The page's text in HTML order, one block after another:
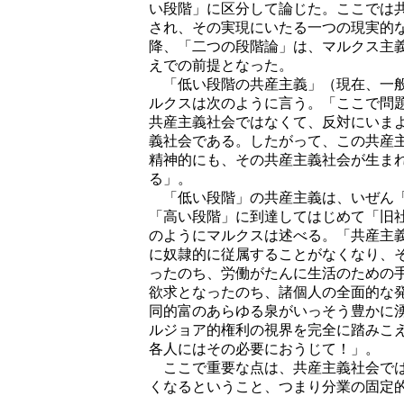
い段階」に区分して論じた。ここでは
され、その実現にいたる一つの現実的
降、「二つの段階論」は、マルクス主
えでの前提となった。
「低い段階の共産主義」（現在、一
ルクスは次のように言う。「ここで問
共産主義社会ではなくて、反対にいま
義社会である。したがって、この共産
精神的にも、その共産主義社会が生ま
る」。
「低い段階」の共産主義は、いぜん
「高い段階」に到達してはじめて「
のようにマルクスは述べる。「共産主
に奴隷的に従属することがなくなり、
ったのち、労働がたんに生活のための
欲求となったのち、諸個人の全面的な
同的富のあらゆる泉がいっそう豊か
ルジョア的権利の視界を完全に踏み
各人にはその必要におうじて！」。
ここで重要な点は、共産主義社会で
くなるということ、つまり分業の固